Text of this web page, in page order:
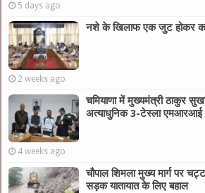
5 days ago
नशे के खिलाफ एक जुट होकर
2 weeks ago
चमियाणा में मुख्यमंत्री ठाकुर
अत्याधुनिक 3-टेस्ला एमआरआई
4 weeks ago
चौपाल शिमला मुख्य मार्ग पर
सड़क यातायात के लिए बहाल